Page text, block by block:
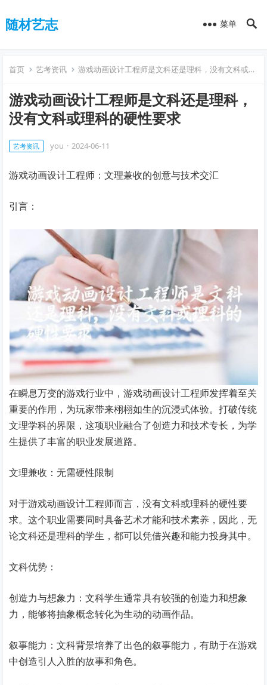
随材艺志 菜单
首页 艺考资讯 游戏动画设计工程师是文科还是理科，没有文科或理科的硬性要求
游戏动画设计工程师是文科还是理科，
没有文科或理科的硬性要求
艺考资讯 you · 2024-06-11
游戏动画设计工程师：文理兼收的创意与技术交汇
引言：
在瞬息万变的游戏行业中，游戏动画设计工程师发挥着至关
重要的作用，为玩家带来栩栩如生的沉浸式体验。打破传统
文理学科的界限，这项职业融合了创造力和技术专长，为学
生提供了丰富的职业发展道路。
文理兼收：无需硬性限制
对于游戏动画设计工程师而言，没有文科或理科的硬性要
求。这个职业需要同时具备艺术才能和技术素养，因此，无
论文科还是理科的学生，都可以凭借兴趣和能力投身其中。
文科优势：
创造力与想象力：文科学生通常具有较强的创造力和想象
力，能够将抽象概念转化为生动的动画作品。
叙事能力：文科背景培养了出色的叙事能力，有助于在游戏
中创造引人入胜的故事和角色。